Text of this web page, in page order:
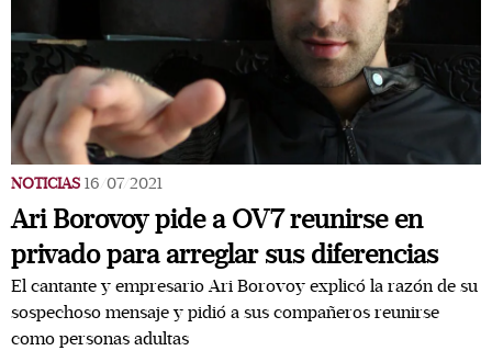
NOTICIAS 16/07/2021
Ari Borovoy pide a OV7 reunirse en
privado para arreglar sus diferencias
El cantante y empresario Ari Borovoy explicó la razón de su
sospechoso mensaje y pidió a sus compañeros reunirse
como personas adultas